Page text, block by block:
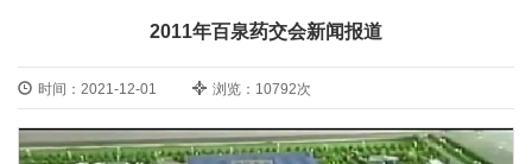
2011年百泉药交会新闻报道
时间：2021-12-01 浏览：10792次